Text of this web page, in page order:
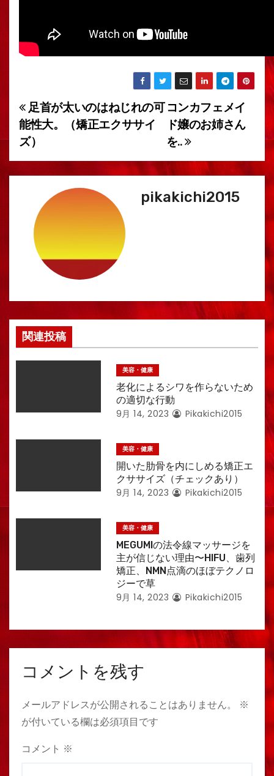
投
稿
ナ
ゲ
ー
ン
コンカフェメイ
ド嬢のお姉さん
を..
足首が太いのはねじれの可
能性大。（矯正エクササイ
ズ）
pikakichi2015
関連投稿
美容・健康
老化によるシワを作らないため
の適切な行動
9月 14, 2023 Pikakichi2015
美容・健康
開いた肋骨を内にしめる矯正エ
クササイズ（チェックあり）
9月 14, 2023 Pikakichi2015
美容・健康
MEGUMIの法令線マッサージを
主が信じない理由〜HIFU、歯列
矯正、NMN点滴のほぼテクノロ
ジーで草
9月 14, 2023 Pikakichi2015
コメントを残す
メールアドレスが公開されることはありません。
※
が付いている欄は必須項目です
コメント ※